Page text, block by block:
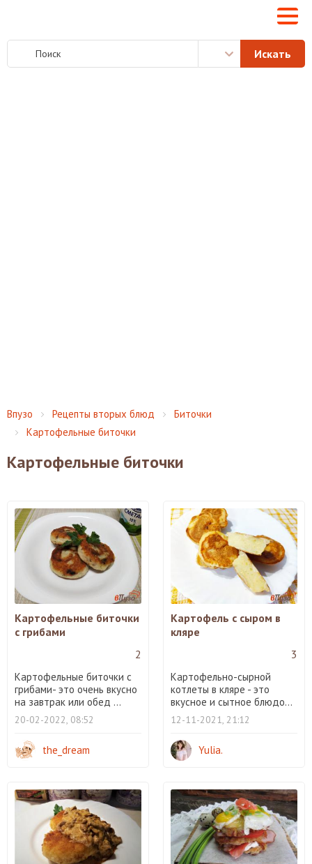
Впузо Рецепты вторых блюд
Биточки
Картофельные биточки
Картофельные биточки
Картофельные биточки
с грибами
2
Картофельные биточки с
грибами- это очень вкусно
на завтрак или обед ...
20-02-2022, 08:52
the_dream
Картофель с сыром в
кляре
3
Картофельно-сырной
котлеты в кляре - это
вкусное и сытное блюдо...
12-11-2021, 21:12
Yulia.